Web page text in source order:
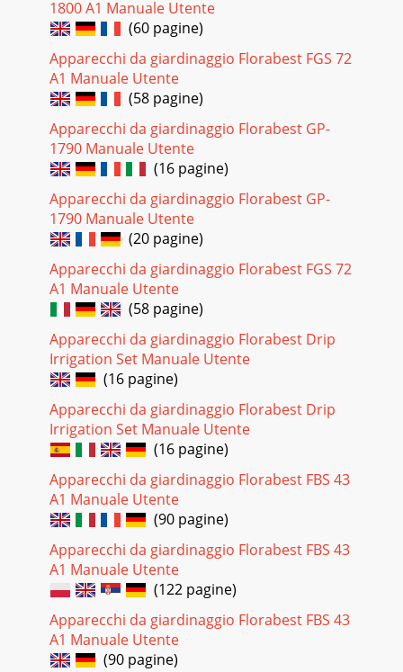
Pagina 23 - Ersatzteile/Zubehör
28 28a29 30 311 24a4b35678910141112 131516171820
Pagina 24 - Fehlersuche
30GBTechnical SpecicationsEngine ... 4-stroke B&S 575 EX
Pagina 25 - Garantie
31GBSymbols on the ller cap: Note on the petrol ller Do
not fuel any E85-mixtures. Caution! Before start-ing, check
the oil level.Symbols on the
Pagina 26 - Importeur
32GBSymbols in the manual Warning symbols with in-
formation on damage and injury prevention. Instruction
symbols (the instruction is explained at th
Pagina 27
33GB• Replace defective silencers.• Before use, always carry
out a visual inspection to check whether the cutting tools,
mounting bolts and entire c
Pagina 28 - General Description
34GBing obstructions in the ejection chan-nel;- Before
foreign body is struck. Look for damag
Pagina 29 - Safety Equipment
35GBMounting grip rod Caution! When installing the han-dle
bar, ensure that the Bowden cables (8) are not squashed.
Mount lower bars: 1. Posi
36GBInstalling the Mulch Kit The grass collection box must
be removed before using the mulch kit (see “Installing the
Grass Collection Box”) Fixin
1800 A1 Manuale Utente
(60 pagine)
Apparecchi da giardinaggio Florabest FGS 72
A1 Manuale Utente
(58 pagine)
Apparecchi da giardinaggio Florabest GP-
1790 Manuale Utente
(16 pagine)
Apparecchi da giardinaggio Florabest GP-
1790 Manuale Utente
(20 pagine)
Apparecchi da giardinaggio Florabest FGS 72
A1 Manuale Utente
(58 pagine)
Apparecchi da giardinaggio Florabest Drip
Irrigation Set Manuale Utente
(16 pagine)
Apparecchi da giardinaggio Florabest Drip
Irrigation Set Manuale Utente
(16 pagine)
Apparecchi da giardinaggio Florabest FBS 43
A1 Manuale Utente
(90 pagine)
Apparecchi da giardinaggio Florabest FBS 43
A1 Manuale Utente
(122 pagine)
Apparecchi da giardinaggio Florabest FBS 43
A1 Manuale Utente
(90 pagine)